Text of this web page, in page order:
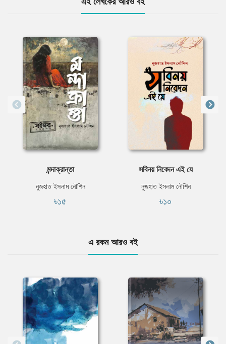
মন্দাক্রান্তা
নুজহাত ইসলাম নৌশিন
৳১৫
সবিনয় নিবেদন এই যে
নুজহাত ইসলাম নৌশিন
৳১০
এ রকম আরও বই